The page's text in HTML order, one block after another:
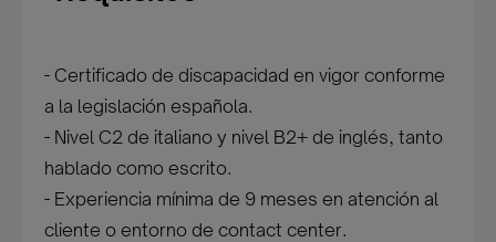
- Certificado de discapacidad en vigor conforme
a la legislación española.
- Nivel C2 de italiano y nivel B2+ de inglés, tanto
hablado como escrito.
- Experiencia mínima de 9 meses en atención al
cliente o entorno de contact center.